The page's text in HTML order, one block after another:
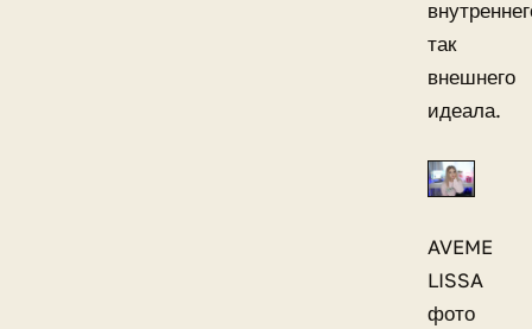
так
внешнего
идеала.
AVEME
LISSA
фото